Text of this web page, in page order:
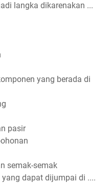
langka dikarenakan ...
yang berada di
pasir
semak-semak
dapat dijumpai di ....